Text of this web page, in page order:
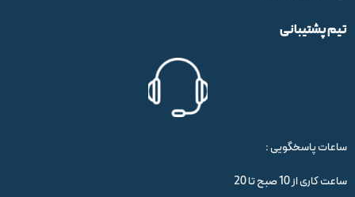
تیم پشتیبانی
ساعات پاسخگویی :
ساعت کاری از 10 صبح تا 20